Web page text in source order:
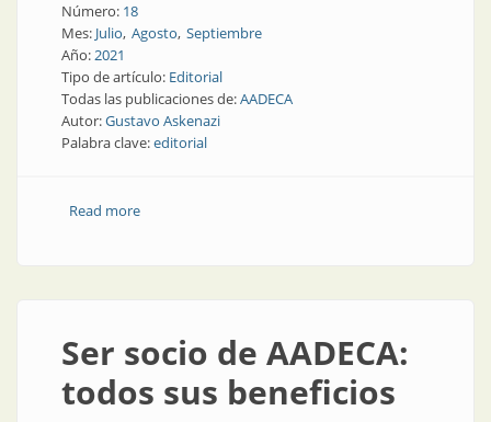
Número: 18
Mes: Julio Agosto Septiembre
Año:2021
Tipo de artículo: Editorial
Todas las publicaciones de:AADECA
Autor:Gustavo Askenazi
Palabra clave:editorial
Read moreabout AADECA Revista 18 | Editorial
Ser socio de AADECA:
todos sus beneficios